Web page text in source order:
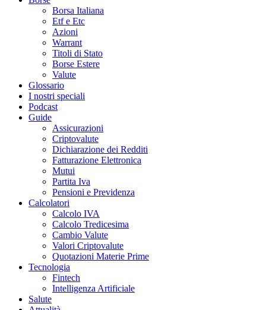
Borsa Italiana
Etf e Etc
Azioni
Warrant
Titoli di Stato
Borse Estere
Valute
Glossario
I nostri speciali
Podcast
Guide
Assicurazioni
Criptovalute
Dichiarazione dei Redditi
Fatturazione Elettronica
Mutui
Partita Iva
Pensioni e Previdenza
Calcolatori
Calcolo IVA
Calcolo Tredicesima
Cambio Valute
Valori Criptovalute
Quotazioni Materie Prime
Tecnologia
Fintech
Intelligenza Artificiale
Salute